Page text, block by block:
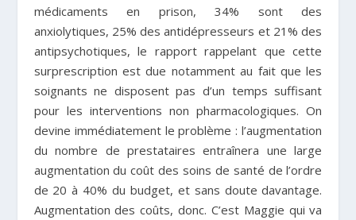
médicaments en prison, 34% sont des
anxiolytiques, 25% des antidépresseurs et 21% des
antipsychotiques, le rapport rappelant que cette
surprescription est due notamment au fait que les
soignants ne disposent pas d’un temps suffisant
pour les interventions non pharmacologiques. On
devine immédiatement le problème : l’augmentation
du nombre de prestataires entraînera une large
augmentation du coût des soins de santé de l’ordre
de 20 à 40% du budget, et sans doute davantage.
Augmentation des coûts, donc. C’est Maggie qui va